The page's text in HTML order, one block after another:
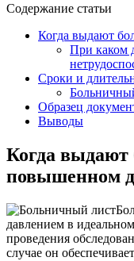
Содержание статьи
Когда выдают
При каком
Сроки и
Образец
Выводы
Когда
повышенном
давлением в
проведения
случае он